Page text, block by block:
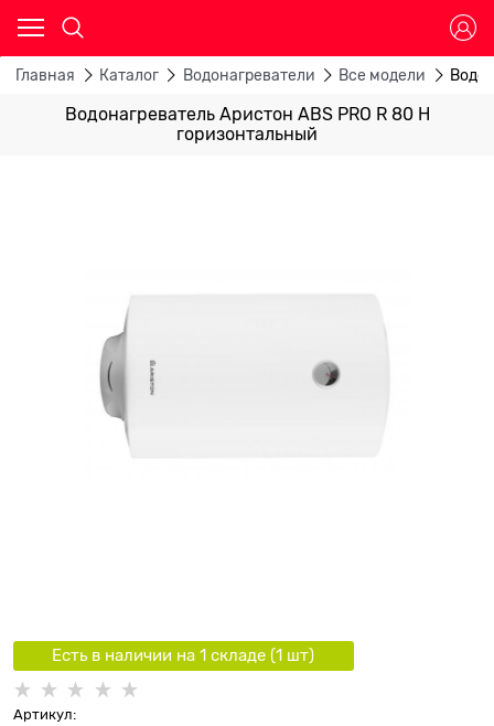
Главная Каталог Водонагреватели Все модели
Водонагреватель Аристон ABS PRO R 80 Н
горизонтальный
Есть в наличии на 1 складe (1 шт)
Артикул: